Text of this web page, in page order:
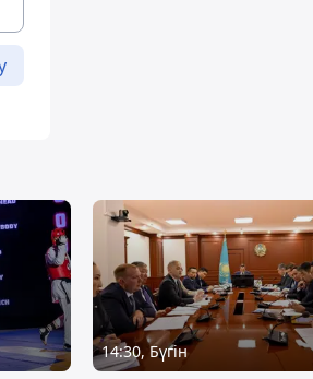
14:30, Бүгін